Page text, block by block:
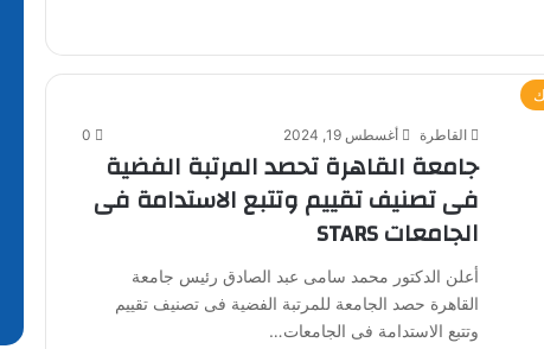
القاطرة أغسطس 19, 2024 0
جامعة القاهرة تحصد المرتبة الفضية
فى تصنيف تقييم وتتبع الاستدامة فى
الجامعات STARS
أعلن الدكتور محمد سامى عبد الصادق رئيس جامعة
القاهرة حصد الجامعة للمرتبة الفضية فى تصنيف تقييم
وتتبع الاستدامة فى الجامعات…